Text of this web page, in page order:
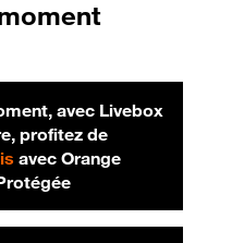
avec Livebox
profitez de
20 € par mois
avec Orange